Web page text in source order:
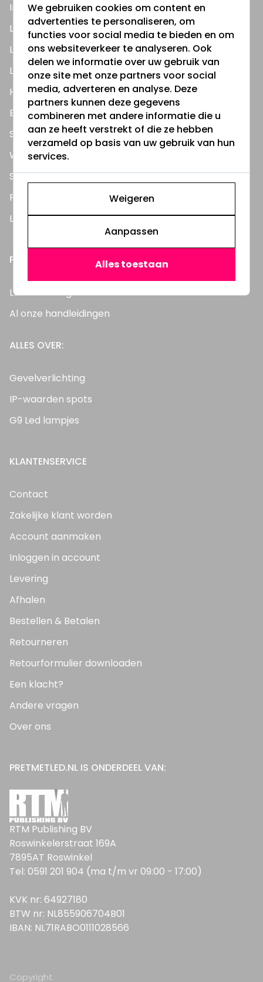
Inbouwspots
LED Lampen
LED TL Buizen
LED Panelen
Highbay's / Ufo's
Bouwlampen
Straatlampen
Wandlampen
Solar verlichting
Feestverlichting
LED Dimmers
PRAKTISCHE INFORMATIE
Lees ons blog
Al onze handleidingen
ALLES OVER:
Gevelverlichting
IP-waarden spots
G9 Led lampjes
KLANTENSERVICE
Contact
Zakelijke klant worden
Account aanmaken
Inloggen in account
Levering
Afhalen
Bestellen & Betalen
Retourneren
Retourformulier downloaden
Een klacht?
Andere vragen
Over ons
PRETMETLED.NL IS ONDERDEEL VAN:
RTM Publishing BV
Roswinkelerstraat 169A
7895AT Roswinkel
Tel: 0591 201 904 (ma t/m vr 09:00 - 17:00)
KVK nr: 64927180
BTW nr: NL855906704B01
IBAN: NL71RABO0111028566
Copyright
We gebruiken cookies om content en
advertenties te personaliseren, om
functies voor social media te bieden en om
ons websiteverkeer te analyseren. Ook
delen we informatie over uw gebruik van
onze site met onze partners voor social
media, adverteren en analyse. Deze
partners kunnen deze gegevens
combineren met andere informatie die u
aan ze heeft verstrekt of die ze hebben
verzameld op basis van uw gebruik van hun
services.
Weigeren
Aanpassen
Alles toestaan